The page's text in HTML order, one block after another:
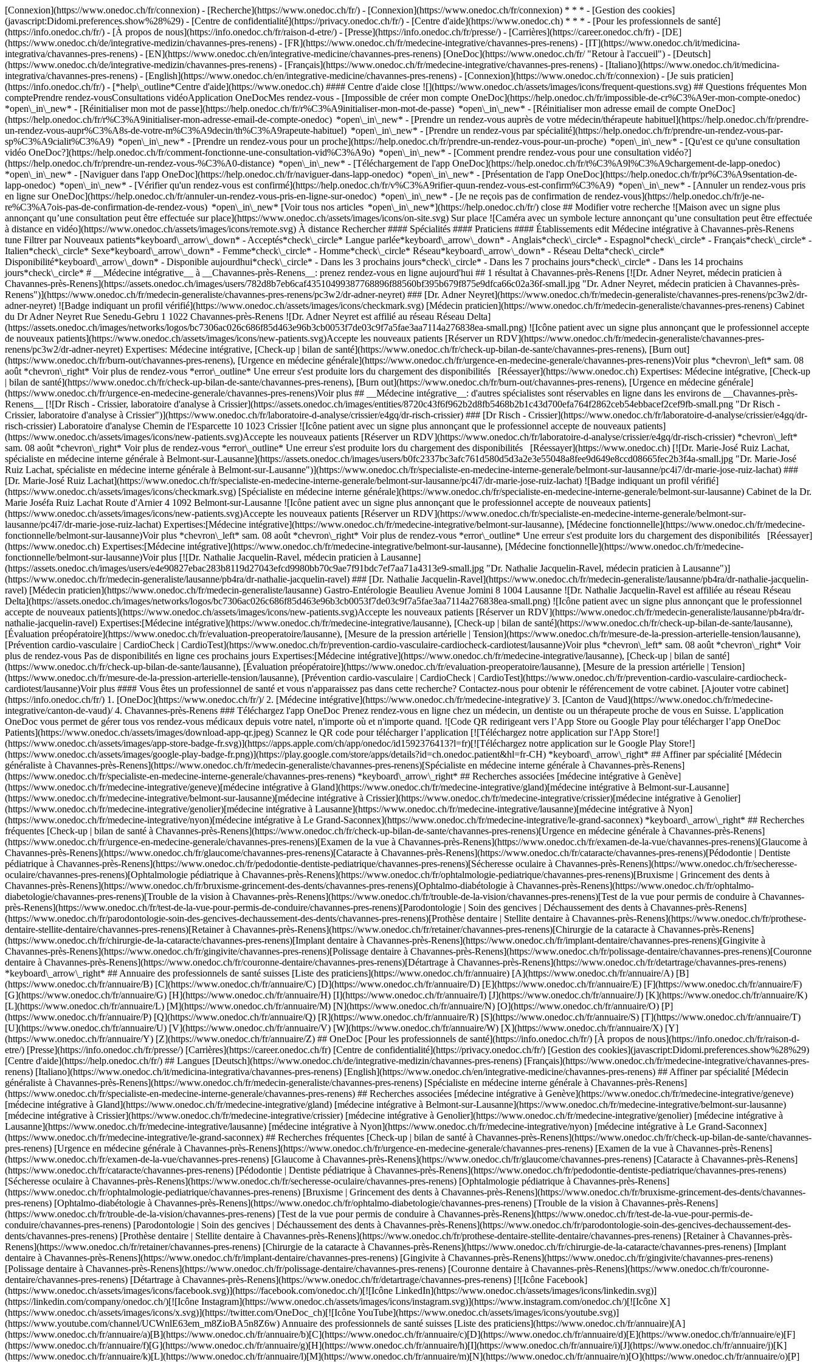
[Connexion](https://www.onedoc.ch/fr/connexion) - [Recherche](https://www.onedoc.ch/fr/) - [Connexion](https://www.onedoc.ch/fr/connexion) * * * - [Gestion des cookies]
(javascript:Didomi.preferences.show%28%29) - [Centre de confidentialité](https://privacy.onedoc.ch/fr/) - [Centre d'aide](https://www.onedoc.ch) * * * - [Pour les professionnels de santé]
(https://info.onedoc.ch/fr/) - [À propos de nous](https://info.onedoc.ch/fr/raison-d-etre/) - [Presse](https://info.onedoc.ch/fr/presse/) - [Carrières](https://career.onedoc.ch/fr) - [DE]
(https://www.onedoc.ch/de/integrative-medizin/chavannes-pres-renens) - [FR](https://www.onedoc.ch/fr/medecine-integrative/chavannes-pres-renens) - [IT](https://www.onedoc.ch/it/medicina-
integrativa/chavannes-pres-renens) - [EN](https://www.onedoc.ch/en/integrative-medicine/chavannes-pres-renens) [OneDoc](https://www.onedoc.ch/fr/ "Retour à l'accueil") - [Deutsch]
(https://www.onedoc.ch/de/integrative-medizin/chavannes-pres-renens) - [Français](https://www.onedoc.ch/fr/medecine-integrative/chavannes-pres-renens) - [Italiano](https://www.onedoc.ch/it/medicina-
integrativa/chavannes-pres-renens) - [English](https://www.onedoc.ch/en/integrative-medicine/chavannes-pres-renens) - [Connexion](https://www.onedoc.ch/fr/connexion) - [Je suis praticien]
(https://info.onedoc.ch/fr/) - [*help\_outline*Centre d'aide](https://www.onedoc.ch) #### Centre d'aide close ![](https://www.onedoc.ch/assets/images/icons/frequent-questions.svg) ## Questions fréquentes Mon
comptePrendre rendez-vousConsultations vidéoApplication OneDocMes rendez-vous - [Impossible de créer mon compte OneDoc](https://help.onedoc.ch/fr/impossible-de-cr%C3%A9er-mon-compte-onedoc)
*open\_in\_new* - [Réinitialiser mon mot de passe](https://help.onedoc.ch/fr/r%C3%A9initialiser-mon-mot-de-passe) *open\_in\_new* - [Réinitialiser mon adresse email de compte OneDoc]
(https://help.onedoc.ch/fr/r%C3%A9initialiser-mon-adresse-email-de-compte-onedoc) *open\_in\_new* - [Prendre un rendez-vous auprès de votre médecin/thérapeute habituel](https://help.onedoc.ch/fr/prendre-
un-rendez-vous-aupr%C3%A8s-de-votre-m%C3%A9decin/th%C3%A9rapeute-habituel) *open\_in\_new* - [Prendre un rendez-vous par spécialité](https://help.onedoc.ch/fr/prendre-un-rendez-vous-par-
sp%C3%A9cialit%C3%A9) *open\_in\_new* - [Prendre un rendez-vous pour un proche](https://help.onedoc.ch/fr/prendre-un-rendez-vous-pour-un-proche) *open\_in\_new* - [Qu'est ce qu'une consultation
vidéo OneDoc?](https://help.onedoc.ch/fr/comment-fonctionne-une-consultation-vid%C3%A9o) *open\_in\_new* - [Comment prendre rendez-vous pour une consultation vidéo?]
(https://help.onedoc.ch/fr/prendre-un-rendez-vous-%C3%A0-distance) *open\_in\_new* - [Téléchargement de l'app OneDoc](https://help.onedoc.ch/fr/t%C3%A9l%C3%A9chargement-de-lapp-onedoc)
*open\_in\_new* - [Naviguer dans l'app OneDoc](https://help.onedoc.ch/fr/naviguer-dans-lapp-onedoc) *open\_in\_new* - [Présentation de l'app OneDoc](https://help.onedoc.ch/fr/pr%C3%A9sentation-de-
lapp-onedoc) *open\_in\_new* - [Vérifier qu'un rendez-vous est confirmé](https://help.onedoc.ch/fr/v%C3%A9rifier-quun-rendez-vous-est-confirm%C3%A9) *open\_in\_new* - [Annuler un rendez-vous pris en ligne sur OneDoc](https://help.onedoc.ch/fr/annuler-un-rendez-vous-pris-en-ligne-sur-onedoc) *open\_in\_new* - [Je ne reçois pas de confirmation de rendez-vous](https://help.onedoc.ch/fr/je-ne-re%C3%A7ois-pas-de-confirmation-de-rendez-vous) *open\_in\_new* [Voir tous nos articles *open\_in\_new*](https://help.onedoc.ch/fr/) close ## Modifier votre recherche ![Maison avec un signe plus annonçant qu’une consultation peut être effectuée sur place](https://www.onedoc.ch/assets/images/icons/on-site.svg) Sur place ![Caméra avec un symbole lecture annonçant qu’une consultation peut être effectuée à distance en vidéo](https://www.onedoc.ch/assets/images/icons/remote.svg) À distance Rechercher #### Spécialités #### Praticiens #### Établissements edit Médecine intégrative à Chavannes-près-Renens tune Filtrer par Nouveaux patients*keyboard\_arrow\_down* - Acceptés*check\_circle* Langue parlée*keyboard\_arrow\_down* - Anglais*check\_circle* - Espagnol*check\_circle* - Français*check\_circle* - Italien*check\_circle* Sexe*keyboard\_arrow\_down* - Femme*check\_circle* - Homme*check\_circle* Réseau*keyboard\_arrow\_down* - Réseau Delta*check\_circle* Disponibilité*keyboard\_arrow\_down* - Disponible aujourdhui*check\_circle* - Dans les 3 prochains jours*check\_circle* - Dans les 7 prochains jours*check\_circle* - Dans les 14 prochains jours*check\_circle* # __Médecine intégrative__ à __Chavannes-près-Renens__: prenez rendez-vous en ligne aujourd'hui ## 1 résultat à Chavannes-près-Renens [![Dr. Adner Neyret, médecin praticien à Chavannes-près-Renens](https://assets.onedoc.ch/images/users/782d8b7eb6caf43510499387768896f88560bf395b679f875e9dfca66c02a36f-small.jpg "Dr. Adner Neyret, médecin praticien à Chavannes-près-Renens")](https://www.onedoc.ch/fr/medecin-generaliste/chavannes-pres-renens/pc3w2/dr-adner-neyret) ### [Dr. Adner Neyret](https://www.onedoc.ch/fr/medecin-generaliste/chavannes-pres-renens/pc3w2/dr-adner-neyret) ![Badge indiquant un profil vérifié](https://www.onedoc.ch/assets/images/icons/checkmark.svg) [Médecin praticien](https://www.onedoc.ch/fr/medecin-generaliste/chavannes-pres-renens) Cabinet du Dr Adner Neyret Rue Senedu-Gebru 1 1022 Chavannes-près-Renens ![Dr. Adner Neyret est affilié au réseau Réseau Delta](https://assets.onedoc.ch/images/networks/logos/bc7306ac026c686f85d463e96b3cb0053f7de03c9f7a5fae3aa7114a276838ea-small.png) ![Icône patient avec un signe plus annonçant que le professionnel accepte de nouveaux patients](https://www.onedoc.ch/assets/images/icons/new-patients.svg)Accepte les nouveaux patients [Réserver un RDV](https://www.onedoc.ch/fr/medecin-generaliste/chavannes-pres-renens/pc3w2/dr-adner-neyret) Expertises: Médecine intégrative, [Check-up | bilan de santé](https://www.onedoc.ch/fr/check-up-bilan-de-sante/chavannes-pres-renens), [Burn out](https://www.onedoc.ch/fr/burn-out/chavannes-pres-renens), [Urgence en médecine générale](https://www.onedoc.ch/fr/urgence-en-medecine-generale/chavannes-pres-renens)Voir plus *chevron\_left* sam. 08 août *chevron\_right* Voir plus de rendez-vous *error\_outline* Une erreur s'est produite lors du chargement des disponibilités [Réessayer](https://www.onedoc.ch) Expertises: Médecine intégrative, [Check-up | bilan de santé](https://www.onedoc.ch/fr/check-up-bilan-de-sante/chavannes-pres-renens), [Burn out](https://www.onedoc.ch/fr/burn-out/chavannes-pres-renens), [Urgence en médecine générale](https://www.onedoc.ch/fr/urgence-en-medecine-generale/chavannes-pres-renens)Voir plus ## __Médecine intégrative__: d'autres spécialistes sont réservables en ligne dans les environs de __Chavannes-près-Renens__ [![Dr Risch - Crissier, laboratoire d'analyse à Crissier](https://assets.onedoc.ch/images/entities/8720c43f6f962b2d8fb5468b2b1c43d700efa764f2862ceb54ebbacef2cef9fb-small.png "Dr Risch - Crissier, laboratoire d'analyse à Crissier")](https://www.onedoc.ch/fr/laboratoire-d-analyse/crissier/e4gq/dr-risch-crissier) ### [Dr Risch - Crissier](https://www.onedoc.ch/fr/laboratoire-d-analyse/crissier/e4gq/dr-risch-crissier) Laboratoire d'analyse Chemin de l'Esparcette 10 1023 Crissier ![Icône patient avec un signe plus annonçant que le professionnel accepte de nouveaux patients](https://www.onedoc.ch/assets/images/icons/new-patients.svg)Accepte les nouveaux patients [Réserver un RDV](https://www.onedoc.ch/fr/laboratoire-d-analyse/crissier/e4gq/dr-risch-crissier) *chevron\_left* sam. 08 août *chevron\_right* Voir plus de rendez-vous *error\_outline* Une erreur s'est produite lors du chargement des disponibilités [Réessayer](https://www.onedoc.ch) [![Dr. Marie-José Ruiz Lachat, spécialiste en médecine interne générale à Belmont-sur-Lausanne](https://assets.onedoc.ch/images/users/b0fc2337bc3afc761d580d5d3a2e3e55048a8fee9d649e8ccd08665fec2b3f4a-small.jpg "Dr. Marie-José Ruiz Lachat, spécialiste en médecine interne générale à Belmont-sur-Lausanne")](https://www.onedoc.ch/fr/specialiste-en-medecine-interne-generale/belmont-sur-lausanne/pc4i7/dr-marie-jose-ruiz-lachat) ### [Dr. Marie-José Ruiz Lachat](https://www.onedoc.ch/fr/specialiste-en-medecine-interne-generale/belmont-sur-lausanne/pc4i7/dr-marie-jose-ruiz-lachat) ![Badge indiquant un profil vérifié](https://www.onedoc.ch/assets/images/icons/checkmark.svg) [Spécialiste en médecine interne générale](https://www.onedoc.ch/fr/specialiste-en-medecine-interne-generale/belmont-sur-lausanne) Cabinet de la Dr. Marie Joséfa Ruiz Lachat Route d'Arnier 4 1092 Belmont-sur-Lausanne ![Icône patient avec un signe plus annonçant que le professionnel accepte de nouveaux patients](https://www.onedoc.ch/assets/images/icons/new-patients.svg)Accepte les nouveaux patients [Réserver un RDV](https://www.onedoc.ch/fr/specialiste-en-medecine-interne-generale/belmont-sur-lausanne/pc4i7/dr-marie-jose-ruiz-lachat) Expertises:[Médecine intégrative](https://www.onedoc.ch/fr/medecine-integrative/belmont-sur-lausanne), [Médecine fonctionnelle](https://www.onedoc.ch/fr/medecine-fonctionnelle/belmont-sur-lausanne)Voir plus *chevron\_left* sam. 08 août *chevron\_right* Voir plus de rendez-vous *error\_outline* Une erreur s'est produite lors du chargement des disponibilités [Réessayer](https://www.onedoc.ch) Expertises:[Médecine intégrative](https://www.onedoc.ch/fr/medecine-integrative/belmont-sur-lausanne), [Médecine fonctionnelle](https://www.onedoc.ch/fr/medecine-fonctionnelle/belmont-sur-lausanne)Voir plus [![Dr. Nathalie Jacquelin-Ravel, médecin praticien à Lausanne](https://assets.onedoc.ch/images/users/e4e90827ebac283b8119d27043efcd9980bb70c9ae7f91bdc7ef7aa71a4313e9-small.jpg "Dr. Nathalie Jacquelin-Ravel, médecin praticien à Lausanne")](https://www.onedoc.ch/fr/medecin-generaliste/lausanne/pb4ra/dr-nathalie-jacquelin-ravel) ### [Dr. Nathalie Jacquelin-Ravel](https://www.onedoc.ch/fr/medecin-generaliste/lausanne/pb4ra/dr-nathalie-jacquelin-ravel) [Médecin praticien](https://www.onedoc.ch/fr/medecin-generaliste/lausanne) Gastro-Entérologie Beaulieu Avenue Jomini 8 1004 Lausanne ![Dr. Nathalie Jacquelin-Ravel est affiliée au réseau Réseau Delta](https://assets.onedoc.ch/images/networks/logos/bc7306ac026c686f85d463e96b3cb0053f7de03c9f7a5fae3aa7114a276838ea-small.png) ![Icône patient avec un signe plus annonçant que le professionnel accepte de nouveaux patients](https://www.onedoc.ch/assets/images/icons/new-patients.svg)Accepte les nouveaux patients [Réserver un RDV](https://www.onedoc.ch/fr/medecin-generaliste/lausanne/pb4ra/dr-nathalie-jacquelin-ravel) Expertises:[Médecine intégrative](https://www.onedoc.ch/fr/medecine-integrative/lausanne), [Check-up | bilan de santé](https://www.onedoc.ch/fr/check-up-bilan-de-sante/lausanne), [Évaluation préopératoire](https://www.onedoc.ch/fr/evaluation-preoperatoire/lausanne), [Mesure de la pression artérielle | Tension](https://www.onedoc.ch/fr/mesure-de-la-pression-arterielle-tension/lausanne), [Prévention cardio-vasculaire | CardioCheck | CardioTest](https://www.onedoc.ch/fr/prevention-cardio-vasculaire-cardiocheck-cardiotest/lausanne)Voir plus *chevron\_left* sam. 08 août *chevron\_right* Voir plus de rendez-vous Pas de disponibilités en ligne ces prochains jours Expertises:[Médecine intégrative](https://www.onedoc.ch/fr/medecine-integrative/lausanne), [Check-up | bilan de santé](https://www.onedoc.ch/fr/check-up-bilan-de-sante/lausanne), [Évaluation préopératoire](https://www.onedoc.ch/fr/evaluation-preoperatoire/lausanne), [Mesure de la pression artérielle | Tension](https://www.onedoc.ch/fr/mesure-de-la-pression-arterielle-tension/lausanne), [Prévention cardio-vasculaire | CardioCheck | CardioTest](https://www.onedoc.ch/fr/prevention-cardio-vasculaire-cardiocheck-cardiotest/lausanne)Voir plus #### Vous êtes un professionnel de santé et vous n'apparaissez pas dans cette recherche? Contactez-nous pour obtenir le référencement de votre cabinet. [Ajouter votre cabinet](https://info.onedoc.ch/fr/) 1. [OneDoc](https://www.onedoc.ch/fr/)/ 2. [Médecine intégrative](https://www.onedoc.ch/fr/medecine-integrative)/ 3. [Canton de Vaud](https://www.onedoc.ch/fr/medecine-integrative/canton-de-vaud)/ 4. Chavannes-près-Renens ### Téléchargez l'app OneDoc Prenez rendez-vous en ligne chez un médecin, un dentiste ou un thérapeute proche de vous en Suisse. L'application OneDoc vous permet de gérer tous vos rendez-vous médicaux depuis votre natel, n'importe où et n'importe quand. ![Code QR redirigeant vers l’App Store ou Google Play pour télécharger l’app OneDoc Patients](https://www.onedoc.ch/assets/images/download-app-qr.jpeg) Scannez le QR code pour télécharger l’application [![Téléchargez notre application sur l'App Store!](https://www.onedoc.ch/assets/images/app-store-badge-fr.svg)](https://apps.apple.com/ch/app/onedoc/id1592376413?l=fr)[![Té